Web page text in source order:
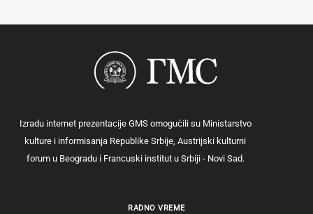
Izradu internet prezentacije GMS omogućili su Ministarstvo
kulture i informisanja Republike Srbije, Austrijski kulturni
forum u Beogradu i Francuski institut u Srbiji - Novi Sad.
RADNO VREME